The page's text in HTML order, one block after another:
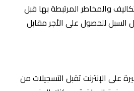
والمخاطر المرتبطة بها قبل
للحصول على الأجر مقابل
الإنترنت تقبل التسجيلات من